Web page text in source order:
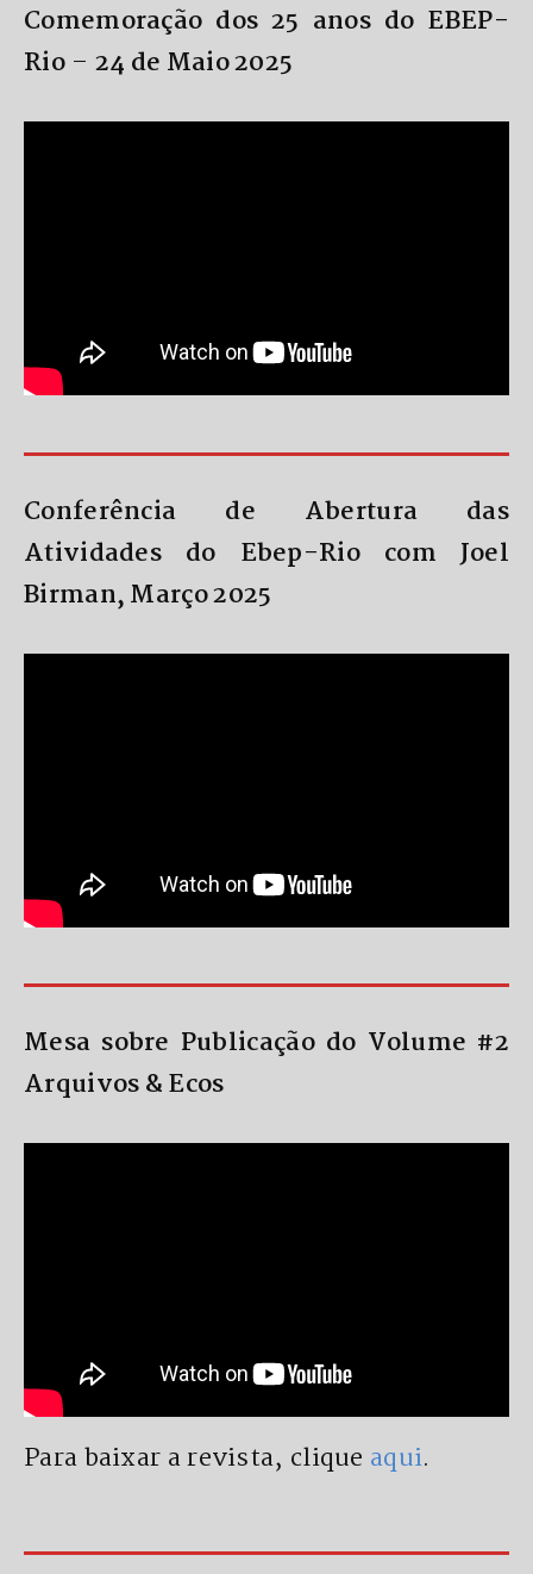
Comemoração dos 25 anos do EBEP-
Rio– 24 de Maio 2025
Conferência de Abertura das
Atividades do Ebep-Rio com Joel
Birman, Março 2025
Mesa sobre Publicação do Volume #2
Arquivos & Ecos
Para baixar a revista, clique aqui.